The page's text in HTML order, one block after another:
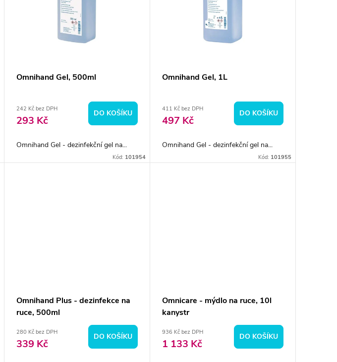
Omnihand Gel, 500ml
242 Kč bez DPH
293 Kč
DO KOŠÍKU
Omnihand Gel - dezinfekční gel na...
Kód: 101954
Omnihand Gel, 1L
411 Kč bez DPH
497 Kč
DO KOŠÍKU
Omnihand Gel - dezinfekční gel na...
Kód: 101955
Omnihand Plus - dezinfekce na
ruce, 500ml
280 Kč bez DPH
339 Kč
DO KOŠÍKU
Omnicare - mýdlo na ruce, 10l
kanystr
936 Kč bez DPH
1 133 Kč
DO KOŠÍKU